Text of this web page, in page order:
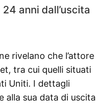
anni dall’uscita
rivelano che l’attore
tra cui quelli situati
Uniti. I dettagli
alla sua data di uscita